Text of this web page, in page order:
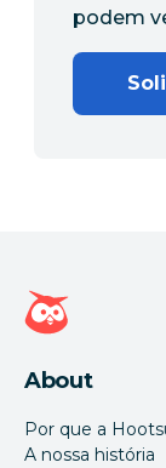
podem
Página inicial
About
Por que a
A nossa história